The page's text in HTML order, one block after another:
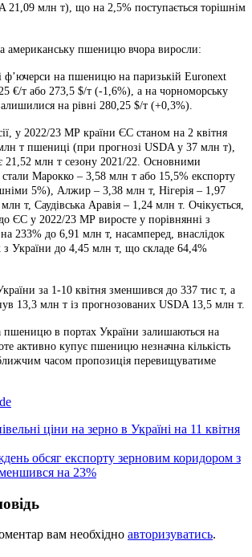
21,09 млн т), що на 2,5% поступається торішнім
американську пшеницю вчора виросли:
ф’ючерси на пшеницю на паризькій Euronext
€/т або 273,5 $/т (-1,6%), а на чорноморську
на рівні 280,25 $/т (+0,3%).
у 2022/23 МР країни ЄС станом на 2 квітня
т пшениці (при прогнозі USDA у 37 млн т),
млн т сезону 2021/22. Основними
Марокко – 3,58 млн т або 15,5% експорту
5%), Алжир – 3,38 млн т, Нігерія – 1,97
т, Саудівська Аравія – 1,24 млн т. Очікується,
ЄС у 2022/23 МР виросте у порівнянні з
233% до 6,91 млн т, насамперед, внаслідок
з України до 4,45 млн т, що складе 64,4%
за 1-10 квітня зменшився до 337 тис т, а
13,3 млн т із прогнозованих USDA 13,5 млн т.
пшеницю в портах України залишаються на
активно купує пшеницю незначна кількість
часом пропозиція перевищуватиме
ціни на зерно в Україні на 11 квітня
обсяг експорту зерновим коридором з
на 23%
вам необхідно авторизуватись.